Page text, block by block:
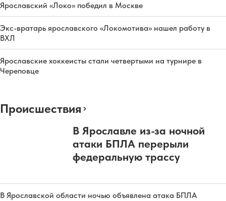
Ярославский «Локо» победил в Москве
Экс-вратарь ярославского «Локомотива» нашел работу в
ВХЛ
Ярославские хоккеисты стали четвертыми на турнире в
Череповце
Происшествия
В Ярославле из-за ночной
атаки БПЛА перерыли
федеральную трассу
В Ярославской области ночью объявлена атака БПЛА